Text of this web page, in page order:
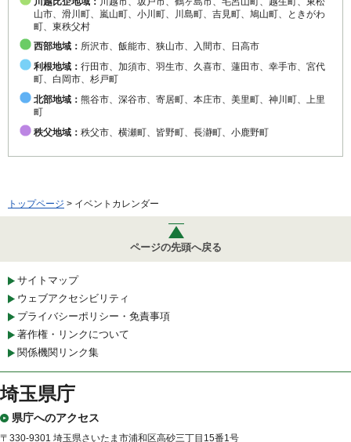
山市、滑川町、嵐山町、小川町、川島町、吉見町、鳩山町、ときがわ
町、東秩父村
西部地域： 所沢市、飯能市、狭山市、入間市、日高市
利根地域： 行田市、加須市、羽生市、久喜市、蓮田市、幸手市、宮代
町、白岡市、杉戸町
北部地域： 熊谷市、深谷市、寄居町、本庄市、美里町、神川町、上里
町
秩父地域： 秩父市、横瀬町、皆野町、長瀞町、小鹿野町
トップページ > イベントカレンダー
ページの先頭へ戻る
サイトマップ
ウェブアクセシビリティ
プライバシーポリシー・免責事項
著作権・リンクについて
関係機関リンク集
埼玉県庁
県庁へのアクセス
〒330-9301 埼玉県さいたま市浦和区高砂三丁目15番1号